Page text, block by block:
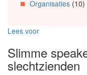
(Accesskey
Spring
Spring
Organisaties
Spring
Organisaties(10)
Lees voor
Slimme
slechtzienden